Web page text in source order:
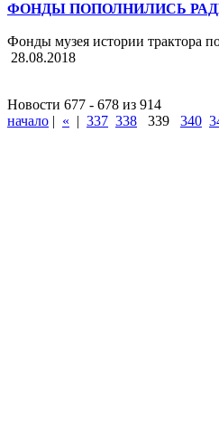
ФОНДЫ ПОПОЛНИЛИСЬ
Фонды музея истории трактора
28.08.2018
Новости 677 - 678 из 914
начало | « | 337 338 339 340